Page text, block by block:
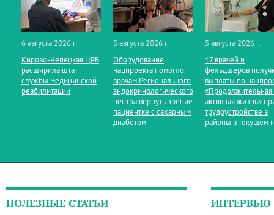
6 августа 2026 г.
Кирово‑Чепецкая ЦРБ
расширила штат
службы медицинской
реабилитации
5 августа 2026 г.
Оборудование
нацпроекта помогло
врачам Регионального
эндокринологического
центра вернуть зрение
пациентке с сахарным
диабетом
5 августа 2026 г.
17 врачей и
фельдшеров
выплаты по
«Продолжительная
активная жизнь»
трудоустройстве в
районы в текущем
ПОЛЕЗНЫЕ СТАТЬИ ИНТЕРВЬЮ